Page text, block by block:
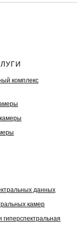
комплекс
данных
камер
гиперспектральная